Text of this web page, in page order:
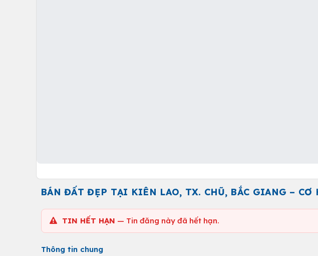
BÁN ĐẤT ĐẸP TẠI KIÊN LAO, TX. CHŨ, BẮC GIANG –
TIN HẾT HẠN — Tin đăng này đã hết hạn.
Thông tin chung